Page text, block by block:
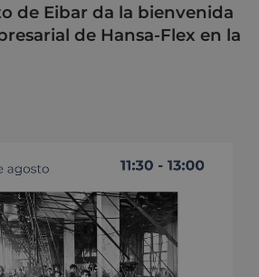
de Eibar da la bienvenida
de Hansa-Flex en la